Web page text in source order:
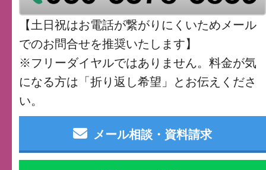
【土日祝はお電話が繋がりにくいためメール
でのお問合せを推奨いたします】
※フリーダイヤルではありません。料金が気
になる方は「折り返し希望」とお伝えくださ
い。
メール相談・資料請求